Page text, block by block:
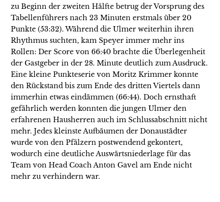
zu Beginn der zweiten Hälfte betrug der Vorsprung des
Tabellenführers nach 23 Minuten erstmals über 20
Punkte (53:32). Während die Ulmer weiterhin ihren
Rhythmus suchten, kam Speyer immer mehr ins
Rollen: Der Score von 66:40 brachte die Überlegenheit
der Gastgeber in der 28. Minute deutlich zum Ausdruck.
Eine kleine Punkteserie von Moritz Krimmer konnte
den Rückstand bis zum Ende des dritten Viertels dann
immerhin etwas eindämmen (66:44). Doch ernsthaft
gefährlich werden konnten die jungen Ulmer den
erfahrenen Hausherren auch im Schlussabschnitt nicht
mehr. Jedes kleinste Aufbäumen der Donaustädter
wurde von den Pfälzern postwendend gekontert,
wodurch eine deutliche Auswärtsniederlage für das
Team von Head Coach Anton Gavel am Ende nicht
mehr zu verhindern war.